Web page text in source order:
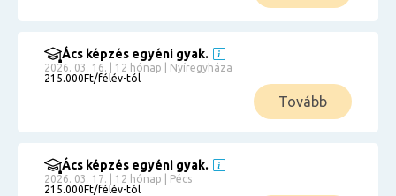
Ács képzés egyéni gyak.
2026. 03. 16. | 12 hónap | Nyíregyháza
215.000Ft/félév-tól
Tovább
Ács képzés egyéni gyak.
2026. 03. 17. | 12 hónap | Pécs
215.000Ft/félév-tól